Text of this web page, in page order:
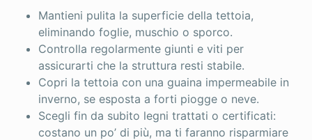
Mantieni pulita la superficie della tettoia,
eliminando foglie, muschio o sporco.
Controlla regolarmente giunti e viti per
assicurarti che la struttura resti stabile.
Copri la tettoia con una guaina impermeabile in
inverno, se esposta a forti piogge o neve.
Scegli fin da subito legni trattati o certificati:
costano un po’ di più, ma ti faranno risparmiare